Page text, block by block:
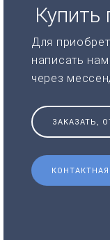
Купить
Для
написать
через
ЗАКАЗАТЬ,